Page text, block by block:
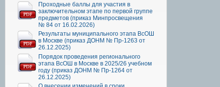
Проходные баллы для участия в
заключительном этапе по первой группе
предметов (приказ Минпросвещения
№ 84 от 16.02.2026)
Результаты муниципального этапа ВсОШ
в Москве (приказ ДОНМ № Пр-1263 от
26.12.2025)
Порядок проведения регионального
этапа ВсОШ в Москве в 2025/26 учебном
году (приказ ДОНМ № Пр-1264 от
26.12.2025)